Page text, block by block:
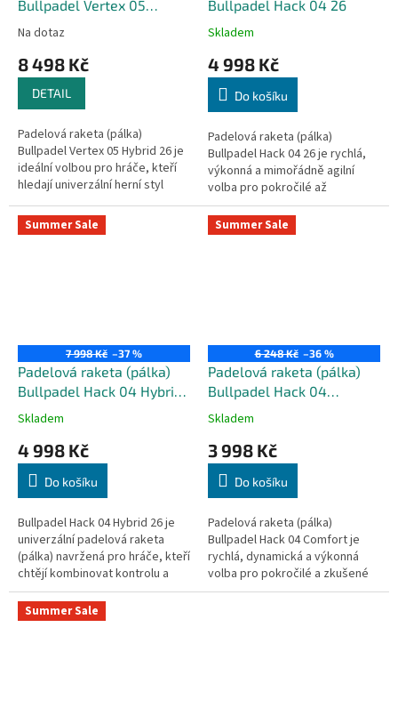
Bullpadel Vertex 05
Hybrid 26
Na dotaz
8 498 Kč
DETAIL
Padelová raketa (pálka)
Bullpadel Vertex 05 Hybrid 26 je
ideální volbou pro hráče, kteří
hledají univerzální herní styl
spojující sílu, kontrolu a komfort.
Hybridní tvar rámu a...
Bullpadel Hack 04 26
Skladem
4 998 Kč
Do košíku
Padelová raketa (pálka)
Bullpadel Hack 04 26 je rychlá,
výkonná a mimořádně agilní
volba pro pokročilé až
profesionální hráče. Díky
kombinaci Total Channel a Air
React...
Summer Sale
7 998 Kč –37 %
Padelová raketa (pálka)
Bullpadel Hack 04 Hybrid
26
Skladem
4 998 Kč
Do košíku
Bullpadel Hack 04 Hybrid 26 je
univerzální padelová raketa
(pálka) navržená pro hráče, kteří
chtějí kombinovat kontrolu a
sílu. Díky hybridnímu tvaru a
technologiím Total...
Summer Sale
6 248 Kč –36 %
Padelová raketa (pálka)
Bullpadel Hack 04
Comfort 26
Skladem
3 998 Kč
Do košíku
Padelová raketa (pálka)
Bullpadel Hack 04 Comfort je
rychlá, dynamická a výkonná
volba pro pokročilé a zkušené
hráče, kteří hledají pohodlí a
Summer Sale